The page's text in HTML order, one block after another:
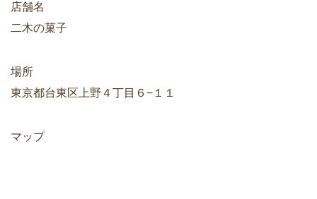
店舗名
二木の菓子
場所
東京都台東区上野４丁目６−１１
マップ